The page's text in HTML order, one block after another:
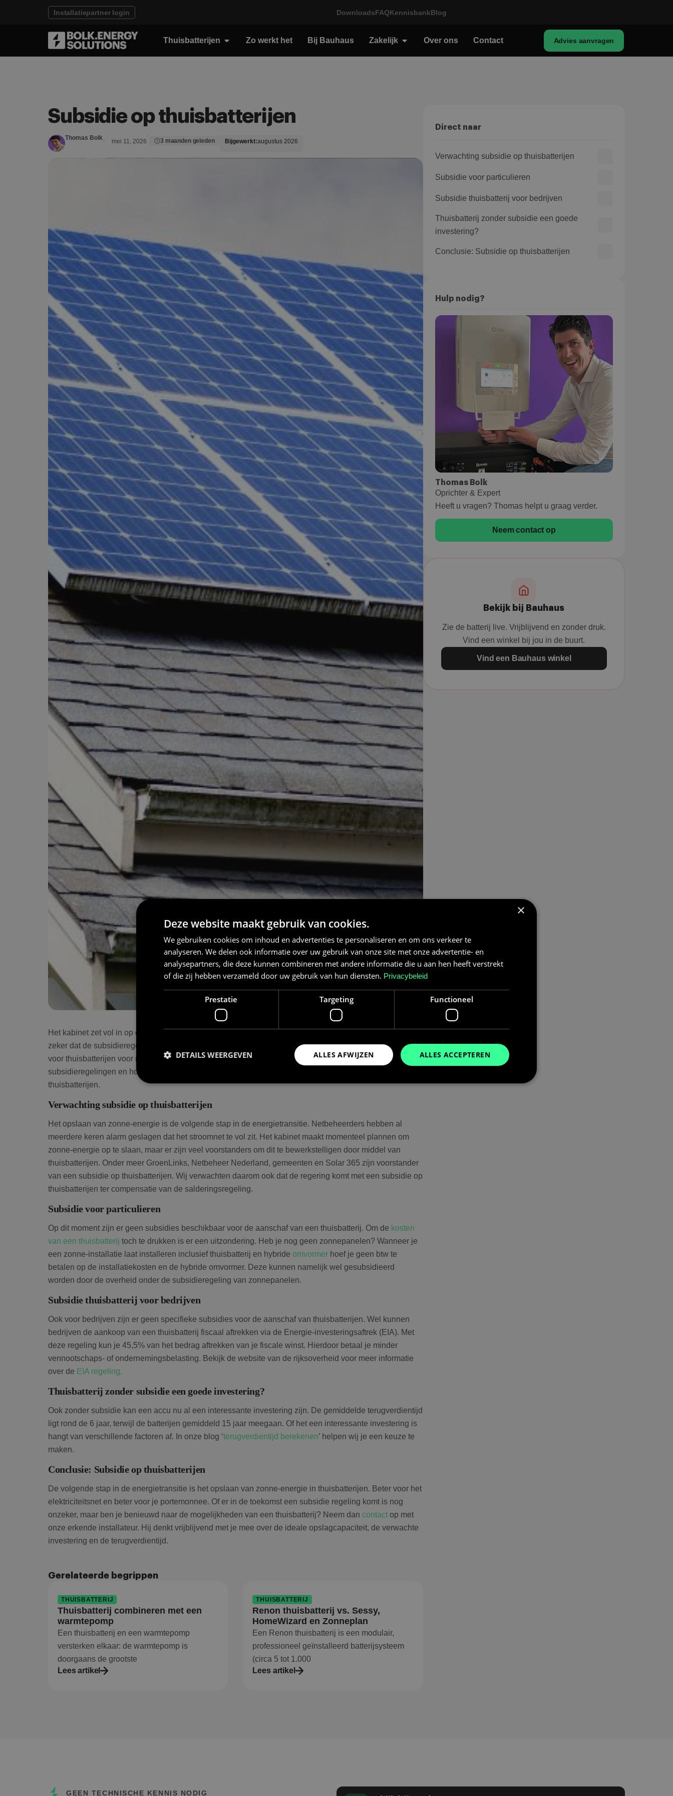
Installatiepartner login DownloadsFAQKennisbankBlog
Thuisbatterijen Zo werkt het Bij Bauhaus Zakelijk Over ons Contact Advies aanvragen
Subsidie op thuisbatterijen
Thomas Bolk mei 11, 2026 3 maanden geleden Bijgewerkt:augustus 2026
Het kabinet zet vol in op duurzame technologieën voor energieproductie en -opslag. Het is zo goed als
zeker dat de subsidieregeling voor zonnepanelen gaat verdwijnen en daar komt wellicht een subsidie
voor thuisbatterijen voor in de plaats. In deze blog nemen we je mee in de ontwikkelingen van de
subsidieregelingen en hoe je als particulier en ondernemer kunt profiteren van subsidies op
thuisbatterijen.
Verwachting subsidie op thuisbatterijen
Het opslaan van zonne-energie is de volgende stap in de energietransitie. Netbeheerders hebben al
meerdere keren alarm geslagen dat het stroomnet te vol zit. Het kabinet maakt momenteel plannen om
zonne-energie op te slaan, maar er zijn veel voorstanders om dit te bewerkstelligen door middel van
thuisbatterijen. Onder meer GroenLinks, Netbeheer Nederland, gemeenten en Solar 365 zijn voorstander
van een subsidie op thuisbatterijen. Wij verwachten daarom ook dat de regering komt met een subsidie op
thuisbatterijen ter compensatie van de salderingsregeling.
Subsidie voor particulieren
Op dit moment zijn er geen subsidies beschikbaar voor de aanschaf van een thuisbatterij. Om de kosten
van een thuisbatterij toch te drukken is er een uitzondering. Heb je nog geen zonnepanelen? Wanneer je
een zonne-installatie laat installeren inclusief thuisbatterij en hybride omvormer hoef je geen btw te
betalen op de installatiekosten en de hybride omvormer. Deze kunnen namelijk wel gesubsidieerd
worden door de overheid onder de subsidieregeling van zonnepanelen.
Subsidie thuisbatterij voor bedrijven
Ook voor bedrijven zijn er geen specifieke subsidies voor de aanschaf van thuisbatterijen. Wel kunnen
bedrijven de aankoop van een thuisbatterij fiscaal aftrekken via de Energie-investeringsaftrek (EIA). Met
deze regeling kun je 45,5% van het bedrag aftrekken van je fiscale winst. Hierdoor betaal je minder
vennootschaps- of ondernemingsbelasting. Bekijk de website van de rijksoverheid voor meer informatie
over de EIA regeling.
Thuisbatterij zonder subsidie een goede investering?
Ook zonder subsidie kan een accu nu al een interessante investering zijn. De gemiddelde terugverdientijd
ligt rond de 6 jaar, terwijl de batterijen gemiddeld 15 jaar meegaan. Of het een interessante investering is
hangt van verschillende factoren af. In onze blog ‘terugverdientijd berekenen’ helpen wij je een keuze te
maken.
Conclusie: Subsidie op thuisbatterijen
De volgende stap in de energietransitie is het opslaan van zonne-energie in thuisbatterijen. Beter voor het
elektriciteitsnet en beter voor je portemonnee. Of er in de toekomst een subsidie regeling komt is nog
onzeker, maar ben je benieuwd naar de mogelijkheden van een thuisbatterij? Neem dan contact op met
onze erkende installateur. Hij denkt vrijblijvend met je mee over de ideale opslagcapaciteit, de verwachte
investering en de terugverdientijd.
Gerelateerde begrippen
THUISBATTERIJ
Thuisbatterij combineren met een
warmtepomp
Een thuisbatterij en een warmtepomp
versterken elkaar: de warmtepomp is
doorgaans de grootste
Lees artikel
THUISBATTERIJ
Renon thuisbatterij vs. Sessy,
HomeWizard en Zonneplan
Een Renon thuisbatterij is een modulair,
professioneel geïnstalleerd batterijsysteem
(circa 5 tot 1.000
Lees artikel
Direct naar
Verwachting subsidie op thuisbatterijen
Subsidie voor particulieren
Subsidie thuisbatterij voor bedrijven
Thuisbatterij zonder subsidie een goede
investering?
Conclusie: Subsidie op thuisbatterijen
Hulp nodig?
Thomas Bolk
Oprichter & Expert
Heeft u vragen? Thomas helpt u graag verder.
Neem contact op
Bekijk bij Bauhaus
Zie de batterij live. Vrijblijvend en zonder druk.
Vind een winkel bij jou in de buurt.
Vind een Bauhaus winkel
GEEN TECHNISCHE KENNIS NODIG
×
Deze website maakt gebruik van cookies.
We gebruiken cookies om inhoud en advertenties te personaliseren en om ons verkeer te
analyseren. We delen ook informatie over uw gebruik van onze site met onze advertentie- en
analysepartners, die deze kunnen combineren met andere informatie die u aan hen heeft verstrekt
of die zij hebben verzameld door uw gebruik van hun diensten. Privacybeleid
Prestatie Targeting Functioneel
ALLES ACCEPTEREN
ALLES AFWIJZEN
DETAILS WEERGEVEN
Prestatiecookies worden gebruikt om te zien hoe bezoekers de website gebruiken, bijv. analytische cookies. Deze cookies kunnen
niet worden gebruikt om een bepaalde bezoeker direct te identificeren.
Naam
Aanbieder /
Domein
Vervaldatum Omschrijving
wp-
OnTheGoSystems
Google Privacy Policy